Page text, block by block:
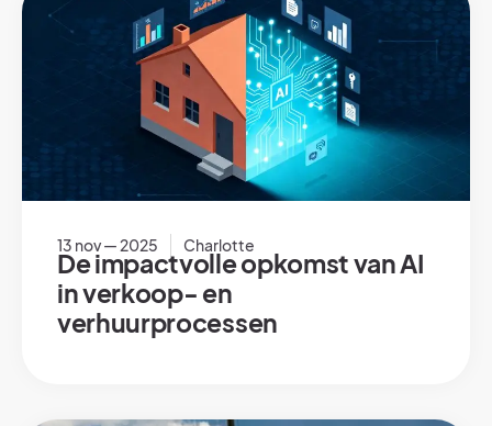
13 nov — 2025 Charlotte
De impactvolle opkomst van AI
in verkoop- en
verhuurprocessen